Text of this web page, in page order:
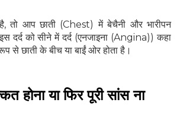
है, तो आप छाती (Chest) में बेचैनी और भारीपन
को सीने में दर्द (एनजाइना (Angina)) कहा
से छाती के बीच या बाईं ओर होता है।
होना या फिर पूरी सांस ना